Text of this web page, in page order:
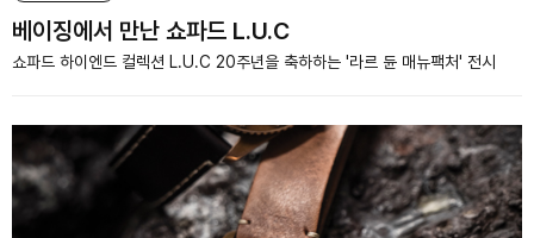
베이징에서 만난 쇼파드 L.U.C
쇼파드 하이엔드 컬렉션 L.U.C 20주년을 축하하는 '라르 듄 매뉴팩처' 전시